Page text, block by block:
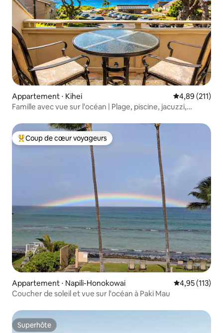
Appartement ⋅ Kihei Évaluation
4,89 (211)
Famille avec vue sur l'océan | Plage, piscine, jacuzzi,
Coups de cœur voyageurs les plus appréciés
Coup de cœur voyageurs
Appartement ⋅ Napili-Honokowai Évaluation
4,95 (113)
Coucher de soleil et vue sur l'océan à Paki Mau
Superhôte
Superhôte